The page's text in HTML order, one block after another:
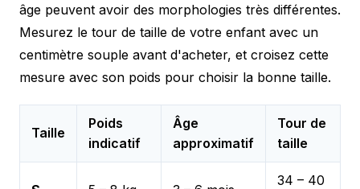
âge peuvent avoir des morphologies très différentes.
Mesurez le tour de taille de votre enfant avec un
centimètre souple avant d'acheter, et croisez cette
mesure avec son poids pour choisir la bonne taille.
Taille
Poids
indicatif
Âge
approximatif
Tour de
taille
34 – 40